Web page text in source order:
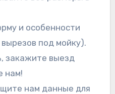
и особенности
под мойку).
закажите выезд
нам!
нам данные для